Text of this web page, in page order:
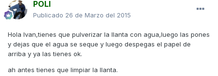
POLI
Publicado 26 de Marzo del 2015
Hola Ivan,tienes que pulverizar la llanta con agua,luego las pones
y dejas que el agua se seque y luego despegas el papel de
arriba y ya las tienes ok.
ah antes tienes que limpiar la llanta.